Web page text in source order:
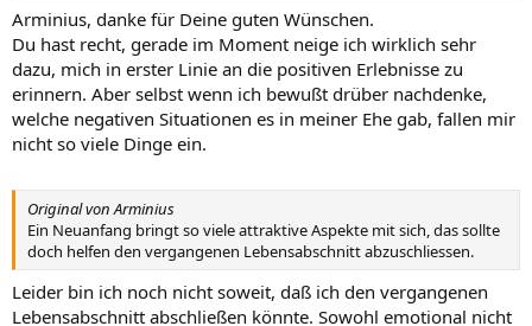
Arminius, danke für Deine guten Wünschen.
Du hast recht, gerade im Moment neige ich wirklich sehr
dazu, mich in erster Linie an die positiven Erlebnisse zu
erinnern. Aber selbst wenn ich bewußt drüber nachdenke,
welche negativen Situationen es in meiner Ehe gab, fallen mir
nicht so viele Dinge ein.
Original von Arminius
Ein Neuanfang bringt so viele attraktive Aspekte mit sich, das sollte
doch helfen den vergangenen Lebensabschnitt abzuschliessen.
Leider bin ich noch nicht soweit, daß ich den vergangenen
Lebensabschnitt abschließen könnte. Sowohl emotional nicht